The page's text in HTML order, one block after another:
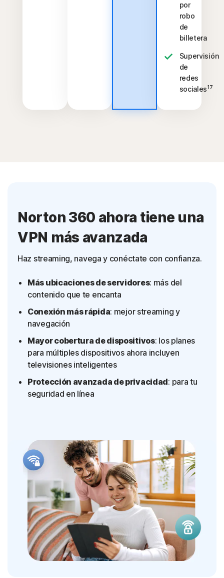
por
robo
de
billetera
Supervisión
de
redes
sociales17
Norton 360 ahora tiene una
VPN más avanzada
Haz streaming, navega y conéctate con confianza.
Más ubicaciones de servidores: más del
contenido que te encanta
Conexión más rápida: mejor streaming y
navegación
Mayor cobertura de dispositivos: los planes
para múltiples dispositivos ahora incluyen
televisiones inteligentes
Protección avanzada de privacidad: para tu
seguridad en línea